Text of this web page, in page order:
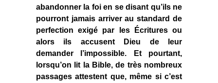
abandonner la foi en se disant qu’ils ne
pourront jamais arriver au standard de
perfection exigé par les Écritures ou
alors ils accusent Dieu de leur
demander l’impossible. Et pourtant,
lorsqu’on lit la Bible, de très nombreux
passages attestent que, même si c’est